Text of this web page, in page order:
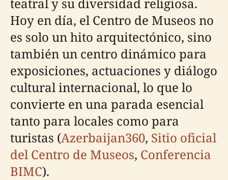
Hoy en día, el Centro de Museos no
es solo un hito arquitectónico, sino
también un centro dinámico para
exposiciones, actuaciones y diálogo
cultural internacional, lo que lo
convierte en una parada esencial
tanto para locales como para
turistas (Azerbaijan360, Sitio oficial
del Centro de Museos, Conferencia
BIMC).